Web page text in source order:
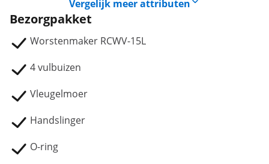
Vergelijk meer attributen
Bezorgpakket
Worstenmaker RCWV-15L
4 vulbuizen
Vleugelmoer
Handslinger
O-ring